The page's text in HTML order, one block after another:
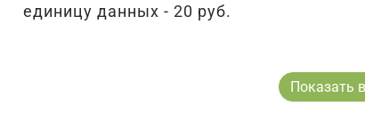
единицу данных - 20 руб.
Показать